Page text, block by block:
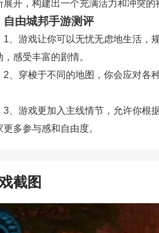
展开，构建出一个充满活力和冲突的
自由城邦手游测评
1、游戏让你可以无忧无虑地生活，
，感受丰富的剧情。
2、穿梭于不同的地图，你会应对各
3、游戏更加入主线情节，允许你根
更多参与感和自由度。
截图